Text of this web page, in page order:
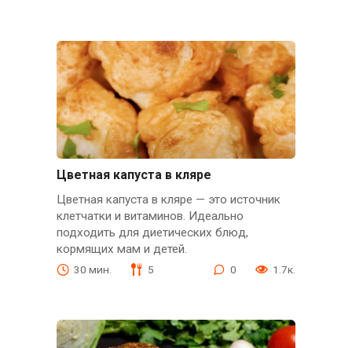
Цветная капуста в кляре
Цветная капуста в кляре — это источник
клетчатки и витаминов. Идеально
подходить для диетических блюд,
кормящих мам и детей.
30 мин. 5 0 1.7к.